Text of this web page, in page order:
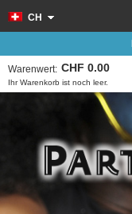
CH
Ihr Warenkorb ist noch leer.
Warenwert: CHF 0.00